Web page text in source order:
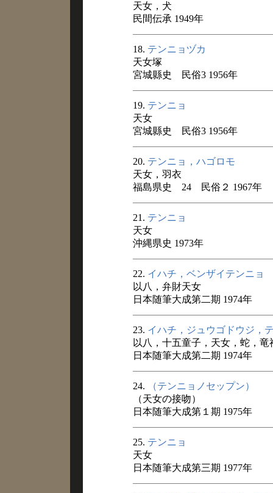
天女，犬
民間伝承 1949年
18. テンニョヅカ
天女塚
宮城縣史 民俗3 1956年
19. テンニョ
天女
宮城縣史 民俗3 1956年
20. テンニョ，ハゴロモ
天女，羽衣
福島県史 24 民俗２ 1967年
21. テンニョ
天女
沖縄県史 1973年
22. イハチ，ベンザイテンニョ
以八，弁財天女
日本随筆大成第二期 1974年
23. イハチ，ジュウゴドウジ，
以八，十五童子，天女，蛇，竜
日本随筆大成第二期 1974年
24.
（テンニョノセップン）
（天女の接吻）
日本随筆大成第１期 1975年
25. テンニョ
天女
日本随筆大成第三期 1977年